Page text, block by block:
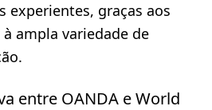
experientes, graças aos
ampla variedade de
entre OANDA e World